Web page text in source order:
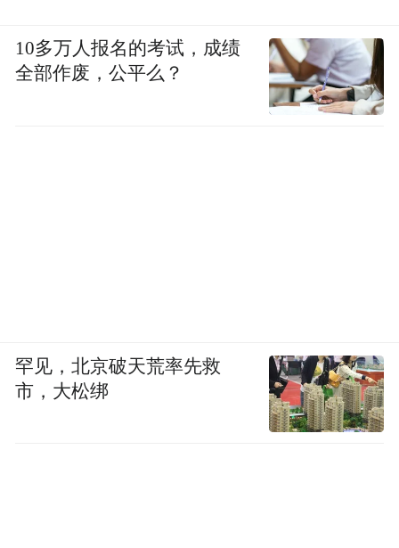
10多万人报名的考试，成绩
全部作废，公平么？
罕见，北京破天荒率先救
市，大松绑